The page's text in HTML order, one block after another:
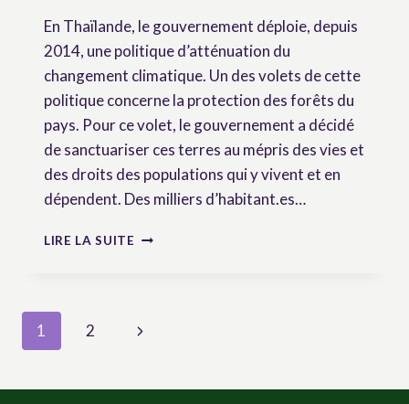
En Thaïlande, le gouvernement déploie, depuis
2014, une politique d’atténuation du
changement climatique. Un des volets de cette
politique concerne la protection des forêts du
pays. Pour ce volet, le gouvernement a décidé
de sanctuariser ces terres au mépris des vies et
des droits des populations qui y vivent et en
dépendent. Des milliers d’habitant.es…
LIRE LA SUITE AU
CRIMINALISATION
ET
Page
1 2
Next